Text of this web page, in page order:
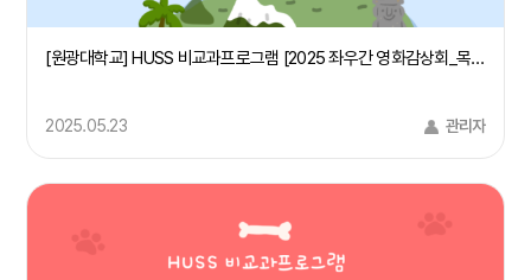
[원광대학교] HUSS 비교과프로그램 [2025 좌우간 영화감상회_목소리들]
2025.05.23 관리자